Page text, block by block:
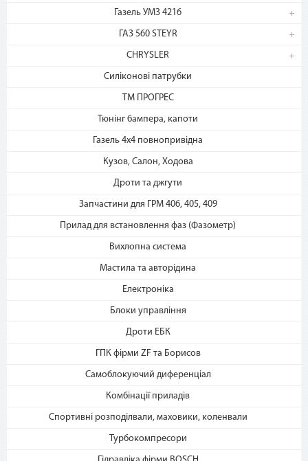
Газель УМЗ 4216
ГАЗ 560 STEYR
CHRYSLER
Силіконові патрубки
ТМ ПРОГРЕС
Тюнінг бампера, капоти
Газель 4х4 повнопривідна
Кузов, Салон, Ходова
Дроти та джгути
Запчастини для ГРМ 406, 405, 409
Прилад для встановлення фаз (Фазометр)
Вихлопна система
Мастила та авторідина
Електроніка
Блоки управління
Дроти ЕБК
ГПК фірми ZF та Борисов
Самоблокуючий диференціал
Комбінації приладів
Спортивні розподілвали, маховики, коленвали
Турбокомпресори
2. Выберите способ оплаты –
«Мгновенная рассрочка»
платежей и совершите
покупку. С Вашей карты